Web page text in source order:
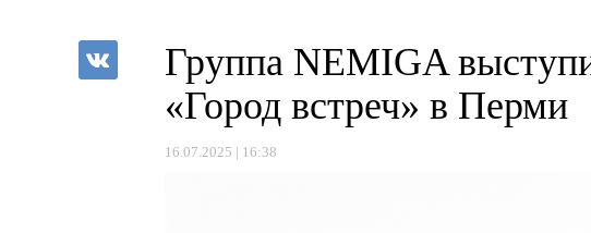
Группа NEMIGA
«Город встреч» в Перми
16.07.2025 | 16:38